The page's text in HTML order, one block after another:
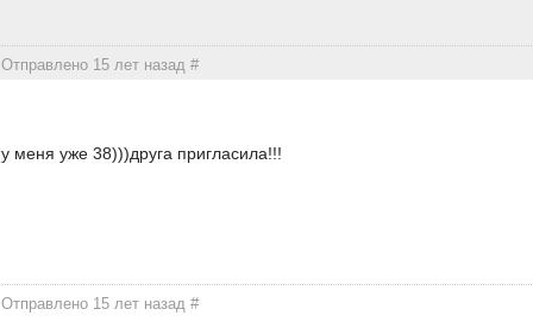
Отправлено 15 лет назад#
у меня уже 38)))друга пригласила!!!
Отправлено 15 лет назад#